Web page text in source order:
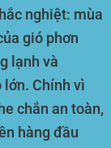
nghiệt: mùa
gió phơn
lạnh và
Chính vì
chắn an toàn,
hàng đầu